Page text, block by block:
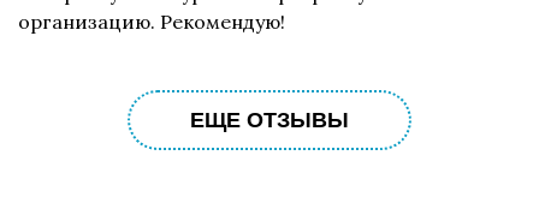
организацию. Рекомендую!
ЕЩЕ ОТЗЫВЫ